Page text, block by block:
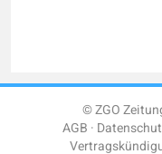
© ZGO
AGB